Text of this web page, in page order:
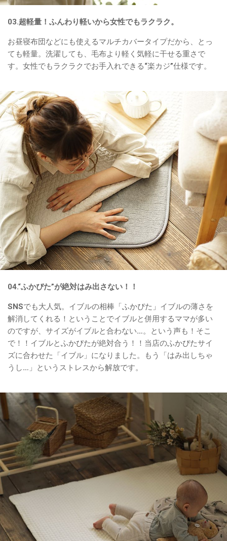
03.超軽量！ふんわり軽いから女性でもラクラク。
お昼寝布団などにも使えるマルチカバータイプだから、とっ
ても軽量。洗濯しても、毛布より軽く気軽に干せる重さで
す。女性でもラクラクでお手入れできる“楽カジ”仕様です。
04.“ふかぴた”が絶対はみ出さない！！
SNSでも大人気。イブルの相棒 「ふかぴた」 イブルの薄さを
解消してくれる！ということでイブルと併用するママが多い
のですが、サイズがイブルと合わない…。という声も！そこ
で！！イブルとふかぴたが絶対合う！！当店のふかぴたサイ
ズに合わせた「イブル」になりました。もう「はみ出しちゃ
うし…」というストレスから解放です。